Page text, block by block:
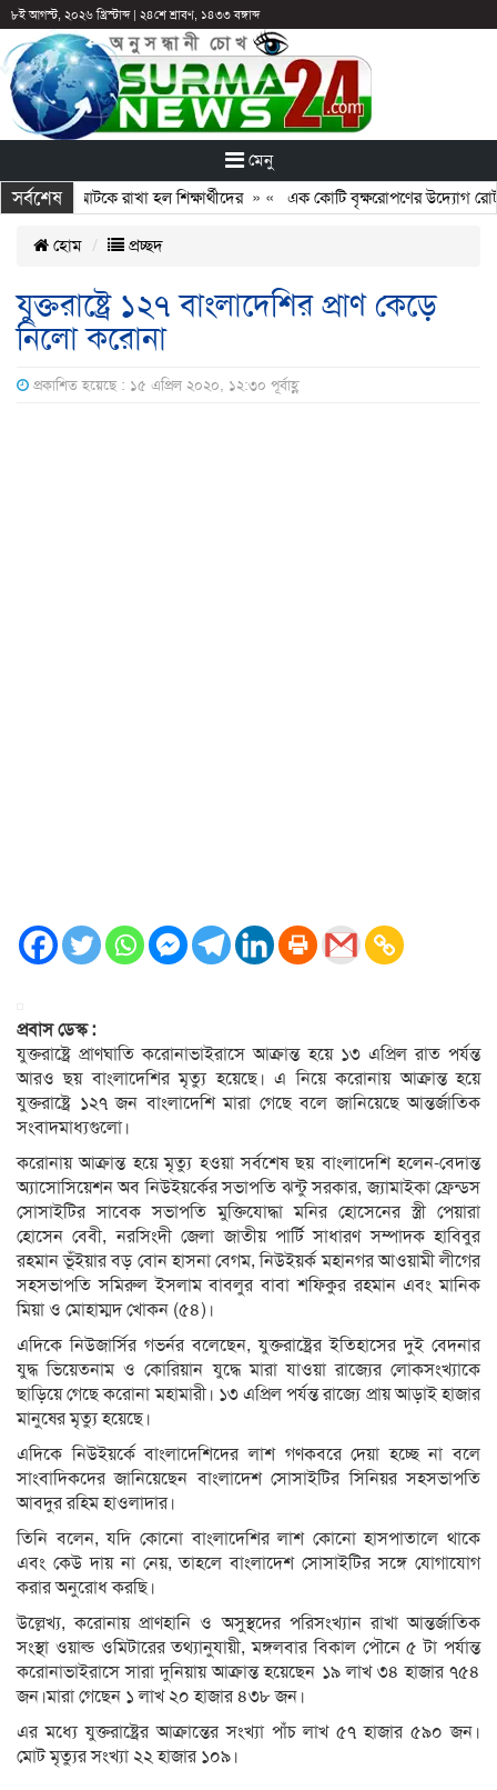
৮ই আগস্ট, ২০২৬ খ্রিস্টাব্দ| ২৪শে শ্রাবণ, ১৪৩৩ বঙ্গাব্দ
মেনু
সর্বশেষ
পরও আটকে রাখা হল শিক্ষার্থীদের» «এক কোটি বৃক্ষরোপণের উদ্যোগ
হোম প্রচ্ছদ
যুক্তরাষ্ট্রে ১২৭ বাংলাদেশির প্রাণ কেড়ে
নিলো করোনা
প্রকাশিত হয়েছে : ১৫ এপ্রিল ২০২০, ১২:৩০ পূর্বাহ্ণ
প্রবাস ডেস্ক :
যুক্তরাষ্ট্রে প্রাণঘাতি করোনাভাইরাসে আক্রান্ত হয়ে ১৩ এপ্রিল রাত পর্যন্ত
আরও ছয় বাংলাদেশির মৃত্যু হয়েছে। এ নিয়ে করোনায় আক্রান্ত হয়ে
যুক্তরাষ্ট্রে ১২৭ জন বাংলাদেশি মারা গেছে বলে জানিয়েছে আন্তর্জাতিক
সংবাদমাধ্যগুলো।
করোনায় আক্রান্ত হয়ে মৃত্যু হওয়া সর্বশেষ ছয় বাংলাদেশি হলেন-বেদান্ত
অ্যাসোসিয়েশন অব নিউইয়র্কের সভাপতি ঝন্টু সরকার, জ্যামাইকা ফ্রেন্ডস
সোসাইটির সাবেক সভাপতি মুক্তিযোদ্ধা মনির হোসেনের স্ত্রী পেয়ারা
হোসেন বেবী, নরসিংদী জেলা জাতীয় পার্টি সাধারণ সম্পাদক হাবিবুর
রহমান ভূঁইয়ার বড় বোন হাসনা বেগম, নিউইয়র্ক মহানগর আওয়ামী লীগের
সহসভাপতি সমিরুল ইসলাম বাবলুর বাবা শফিকুর রহমান এবং মানিক
মিয়া ও মোহাম্মদ খোকন (৫৪)।
এদিকে নিউজার্সির গভর্নর বলেছেন, যুক্তরাষ্ট্রের ইতিহাসের দুই বেদনার
যুদ্ধ ভিয়েতনাম ও কোরিয়ান যুদ্ধে মারা যাওয়া রাজ্যের লোকসংখ্যাকে
ছাড়িয়ে গেছে করোনা মহামারী। ১৩ এপ্রিল পর্যন্ত রাজ্যে প্রায় আড়াই হাজার
মানুষের মৃত্যু হয়েছে।
এদিকে নিউইয়র্কে বাংলাদেশিদের লাশ গণকবরে দেয়া হচ্ছে না বলে
সাংবাদিকদের জানিয়েছেন বাংলাদেশ সোসাইটির সিনিয়র সহসভাপতি
আবদুর রহিম হাওলাদার।
তিনি বলেন, যদি কোনো বাংলাদেশির লাশ কোনো হাসপাতালে থাকে
এবং কেউ দায় না নেয়, তাহলে বাংলাদেশ সোসাইটির সঙ্গে যোগাযোগ
করার অনুরোধ করছি।
উল্লেখ্য, করোনায় প্রাণহানি ও অসুস্থদের পরিসংখ্যান রাখা আন্তর্জাতিক
সংস্থা ওয়াল্ড ওমিটারের তথ্যানুযায়ী, মঙ্গলবার বিকাল পৌনে ৫ টা পর্যান্ত
করোনাভাইরাসে সারা দুনিয়ায় আক্রান্ত হয়েছেন ১৯ লাখ ৩৪ হাজার ৭৫৪
জন।মারা গেছেন ১ লাখ ২০ হাজার ৪৩৮ জন।
এর মধ্যে যুক্তরাষ্ট্রের আক্রান্তের সংখ্যা পাঁচ লাখ ৫৭ হাজার ৫৯০ জন।
মোট মৃত্যুর সংখ্যা ২২ হাজার ১০৯।